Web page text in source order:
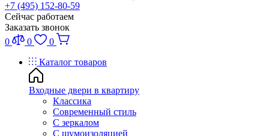
+7 (495) 152-80-59
Сейчас работаем
Заказать звонок
0
0
0
Каталог товаров
Входные двери в квартиру
Классика
Современный стиль
С зеркалом
С шумоизоляцией